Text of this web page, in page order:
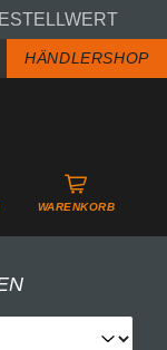
HÄNDLERSHOP
WARENKORB